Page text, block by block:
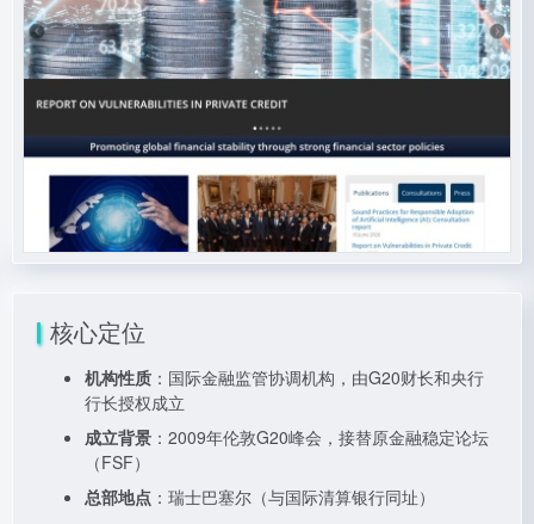
核心定位
机构性质 ：国际金融监管协调机构，由G20财长和央行
行长授权成立
成立背景 ：2009年伦敦G20峰会，接替原金融稳定论坛
（FSF）
总部地点 ：瑞士巴塞尔（与国际清算银行同址）